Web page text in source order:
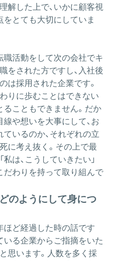
解した上で、いかに顧客視
をとても大切にしていま
職活動をして次の会社でキ
をされた方ですし、入社後
は採用された企業です。
りに歩むことはできない
ることもできません。だか
線や想いを大事にして、お
いるのか、それぞれの立
に考え抜く。その上で最
は、こうしていきたい」
だわりを持って取り組んで
のようにして身につ
ほど経過した時の話です
いる企業からご指摘をいた
思います。人数を多く採